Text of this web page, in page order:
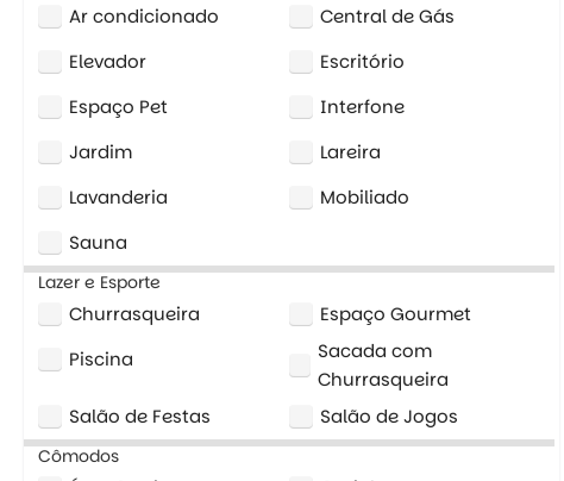
Ar condicionado
Central de Gás
Elevador
Escritório
Espaço Pet
Interfone
Jardim
Lareira
Lavanderia
Mobiliado
Sauna
Lazer e Esporte
Churrasqueira
Espaço Gourmet
Piscina
Sacada com
Churrasqueira
Salão de Festas
Salão de Jogos
Cômodos